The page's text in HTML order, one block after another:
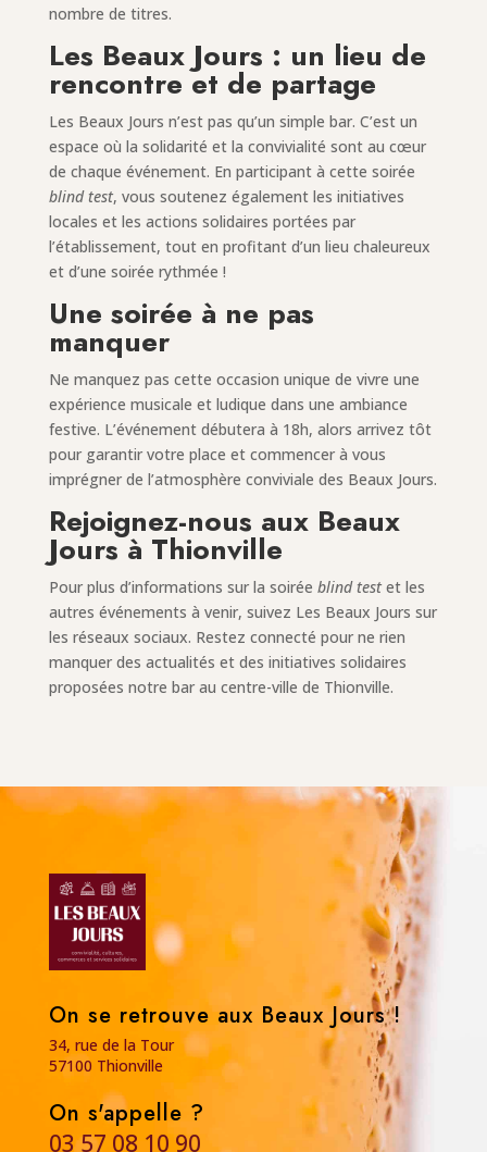
nombre de titres.
Les Beaux Jours : un lieu de
rencontre et de partage
Les Beaux Jours n’est pas qu’un simple bar. C’est un
espace où la solidarité et la convivialité sont au cœur
de chaque événement. En participant à cette soirée
blind test, vous soutenez également les initiatives
locales et les actions solidaires portées par
l’établissement, tout en profitant d’un lieu chaleureux
et d’une soirée rythmée !
Une soirée à ne pas
manquer
Ne manquez pas cette occasion unique de vivre une
expérience musicale et ludique dans une ambiance
festive. L’événement débutera à 18h, alors arrivez tôt
pour garantir votre place et commencer à vous
imprégner de l’atmosphère conviviale des Beaux Jours.
Rejoignez-nous aux Beaux
Jours à Thionville
Pour plus d’informations sur la soirée blind testet les
autres événements à venir, suivez Les Beaux Jours sur
les réseaux sociaux. Restez connecté pour ne rien
manquer des actualités et des initiatives solidaires
proposées notre bar au centre-ville de Thionville.
On se retrouve aux Beaux Jours !
34, rue de la Tour
57100 Thionville
On s'appelle ?
03 57 08 10 90